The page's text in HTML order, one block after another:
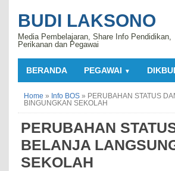
BUDI LAKSONO
Media Pembelajaran, Share Info Pendidikan,
Perikanan dan Pegawai
BERANDA PEGAWAI ▼
Home » Info BOS » PERUBAHAN STATUS
BINGUNGKAN SEKOLAH
PERUBAHAN
BELANJA
SEKOLAH